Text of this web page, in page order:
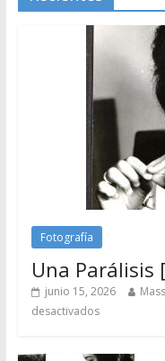
Fotografía
Una
junio 15, 2026
desactivados